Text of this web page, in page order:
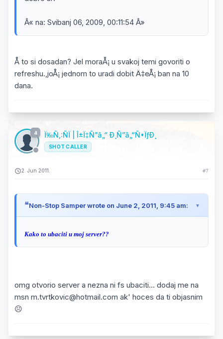
Â« na: Svibanj 06, 2009, 00:11:54 Â»
Å to si dosadan? Jel moraÅ¡ u svakoj temi govoriti o
refreshu.,joÅ¡ jednom to uradi dobit Ä‡eÅ¡ ban na 10
dana.
4 Ï‰Ñ‚:ÑÏ | Î±Ï‡Ñ”â„“ Ð¸Ñ”â„“Ñ•ÏƒÐ¸
SHOT CALLER
2. Jun 2011. #7
Non-Stop Samper wrote on June 2, 2011, 9:45 am:
Kako to ubaciti u moj server??
omg otvorio server a nezna ni fs ubaciti... dodaj me na
msn m.tvrtkovic@hotmail.com ak' hoces da ti objasnim
☹️